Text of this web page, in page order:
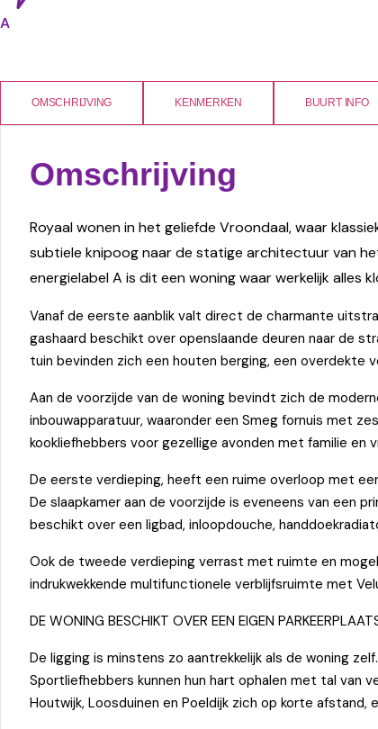
A
OMSCHRIJVING KENMERKEN BUURT INFO
Omschrijving
Royaal wonen in het geliefde Vroondaal, waar
subtiele knipoog naar de statige architectuur van
energielabel A is dit een woning waar werkelijk alles
Vanaf de eerste aanblik valt direct de charmante
gashaard beschikt over openslaande deuren naar de
tuin bevinden zich een houten berging, een overdekte
Aan de voorzijde van de woning bevindt zich de
inbouwapparatuur, waaronder een Smeg fornuis met
kookliefhebbers voor gezellige avonden met familie en
De eerste verdieping, heeft een ruime overloop met
De slaapkamer aan de voorzijde is eveneens van een
beschikt over een ligbad, inloopdouche,
Ook de tweede verdieping verrast met ruimte en
indrukwekkende multifunctionele verblijfsruimte met
DE WONING BESCHIKT OVER EEN EIGEN
De ligging is minstens zo aantrekkelijk als de woning
Sportliefhebbers kunnen hun hart ophalen met tal van
Houtwijk, Loosduinen en Poeldijk zich op korte